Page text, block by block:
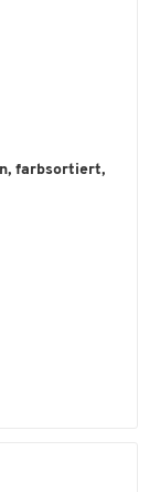
farbsortiert,